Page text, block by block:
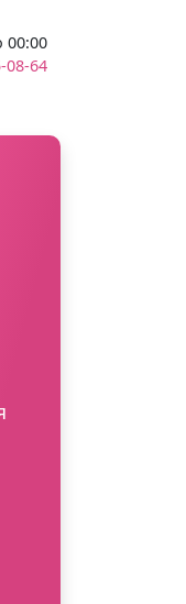
00:00
08-64